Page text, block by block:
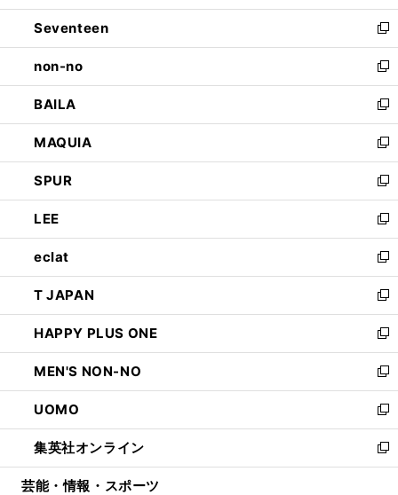
開
く
ウ
で
開
く
ン
ド
ウ
で
開
く
Seventeen
新
し
い
ウ
ィ
ン
ド
ウ
で
開
く
non-no
新
し
い
ウ
ィ
ン
ド
ウ
で
開
く
BAILA
新
し
い
ウ
ィ
ン
ド
ウ
で
開
く
MAQUIA
新
し
い
ウ
ィ
ン
ド
ウ
で
開
く
SPUR
新
し
い
ウ
ィ
ン
ド
ウ
で
開
く
LEE
新
し
い
ウ
ィ
ン
ド
ウ
で
開
く
eclat
新
し
い
ウ
ィ
ン
ド
ウ
で
開
く
T JAPAN
新
し
い
ウ
ィ
ン
ド
ウ
で
開
HAPPY PLUS ONE
新
し
い
ウ
ィ
ン
ド
ウ
MEN'S NON-NO
新
し
い
ウ
ィ
ン
UOMO
新
し
い
ウ
集英社オンライン
新
し
芸能・情報・スポーツ